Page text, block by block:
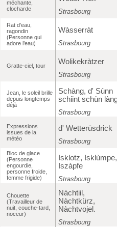
méchante,
clocharde
Strasbourg
Rat d’eau,
ragondin
(Personne qui
adore l’eau)
Wàsserràt
Strasbourg
Gratte-ciel, tour Wolikekràtzer
Strasbourg
Jean, le soleil brille
depuis longtemps
déjà
Schàng, d' Sùnn
schiint schùn
Strasbourg
Expressions
issues de la
météo
d' Wetterüsdrick
Strasbourg
Bloc de glace
(Personne
engourdie,
personne froide,
femme frigide)
Isklotz, Isklùmpe,
Iszàpfe
Strasbourg
Chouette
(Travailleur de
nuit, couche-tard,
noceur)
Nàchtiil,
Nàchtkürz,
Nàchtvojel.
Strasbourg